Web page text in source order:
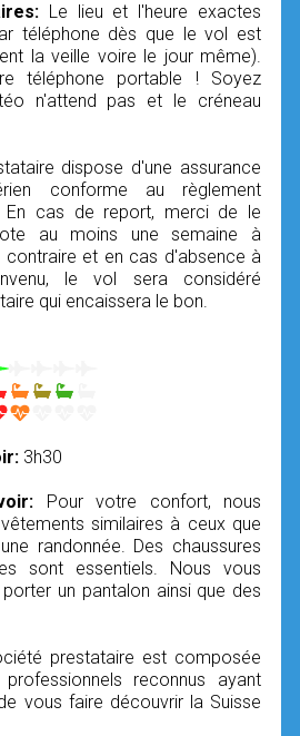
Le lieu et l'heure exactes
téléphone dès que le vol est
la veille voire le jour même).
téléphone portable ! Soyez
n'attend pas et le créneau
dispose d'une assurance
conforme au règlement
En cas de report, merci de le
au moins une semaine à
contraire et en cas d'absence à
le vol sera considéré
qui encaissera le bon.
3h30
Pour votre confort, nous
similaires à ceux que
randonnée. Des chaussures
sont essentiels. Nous vous
un pantalon ainsi que des
prestataire est composée
reconnus ayant
vous faire découvrir la Suisse